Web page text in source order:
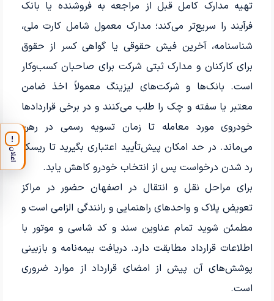
تهیه مدارک کامل قبل از مراجعه به فروشنده یا بانک
فرآیند را سریع‌تر می‌کند؛ مدارک معمول شامل کارت ملی،
شناسنامه، آخرین فیش حقوقی یا گواهی کسر از حقوق
برای کارکنان و مدارک ثبتی شرکت برای صاحبان کسب‌وکار
است. بانک‌ها و شرکت‌های لیزینگ معمولاً اخذ ضامن
معتبر یا سفته و چک را طلب می‌کنند و در برخی قراردادها
خودروی مورد معامله تا زمان تسویه رسمی در رهن
می‌ماند. در حد امکان پیش‌تأیید اعتباری بگیرید تا ریسک
رد شدن درخواست پس از انتخاب خودرو کاهش یابد.
برای مراحل نقل و انتقال در اصفهان حضور در مراکز
تعویض پلاک و واحدهای راهنمایی و رانندگی الزامی است و
مطمئن شوید تمام عناوین سند و کد شاسی و موتور با
اطلاعات قرارداد مطابقت دارد. دریافت بیمه‌نامه و بازبینی
پوشش‌های آن پیش از امضای قرارداد از موارد ضروری
است.
!
اعلان